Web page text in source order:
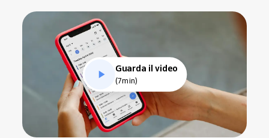
Guarda il video
(7min)